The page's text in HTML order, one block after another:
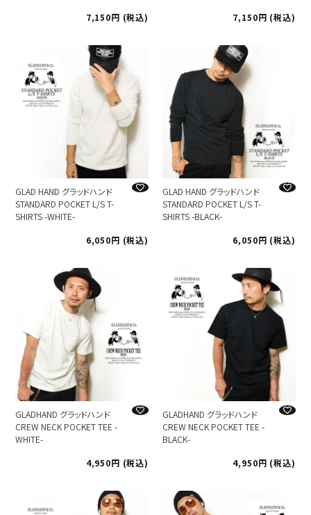
7,150 税込 7,150 税込
GLAD HAND グラッドハンド
STANDARD POCKET L/S T-
SHIRTS -WHITE-
6,050
税込
GLAD HAND グラッドハンド
STANDARD POCKET L/S T-
SHIRTS -BLACK-
6,050
税込
GLADHAND グラッドハンド
CREW NECK POCKET TEE -
WHITE-
4,950
税込
GLADHAND グラッドハンド
CREW NECK POCKET TEE -
BLACK-
4,950
税込